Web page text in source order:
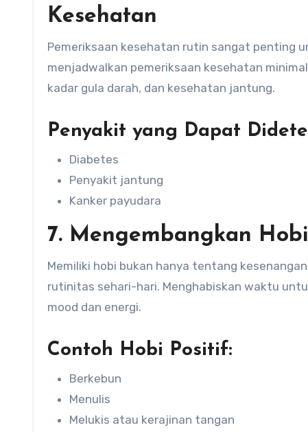
Kesehatan
Pemeriksaan kesehatan rutin sangat penting
menjadwalkan pemeriksaan kesehatan
kadar gula darah, dan kesehatan jantung.
Penyakit yang Dapat
Diabetes
Penyakit jantung
Kanker payudara
7. Mengembangkan
Memiliki hobi bukan hanya tentang
rutinitas sehari-hari. Menghabiskan waktu
mood dan energi.
Contoh Hobi Positif:
Berkebun
Menulis
Melukis atau kerajinan tangan